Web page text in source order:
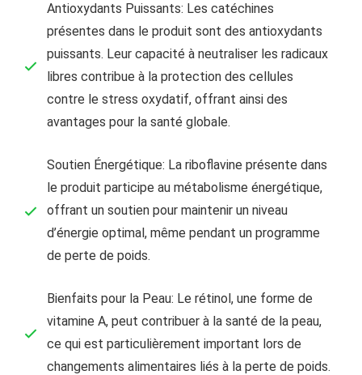
Antioxydants Puissants: Les catéchines
présentes dans le produit sont des antioxydants
puissants. Leur capacité à neutraliser les radicaux
libres contribue à la protection des cellules
contre le stress oxydatif, offrant ainsi des
avantages pour la santé globale.
Soutien Énergétique: La riboflavine présente dans
le produit participe au métabolisme énergétique,
offrant un soutien pour maintenir un niveau
d’énergie optimal, même pendant un programme
de perte de poids.
Bienfaits pour la Peau: Le rétinol, une forme de
vitamine A, peut contribuer à la santé de la peau,
ce qui est particulièrement important lors de
changements alimentaires liés à la perte de poids.